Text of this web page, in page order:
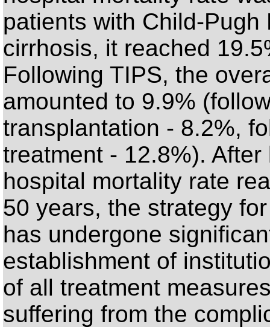
patients with Child-
cirrhosis, it reached
Following TIPS, the
amounted to 9.9%
transplantation - 8.2%,
treatment - 12.8%).
hospital mortality rate
50 years, the strategy
has undergone
establishment of
of all treatment
suffering from the